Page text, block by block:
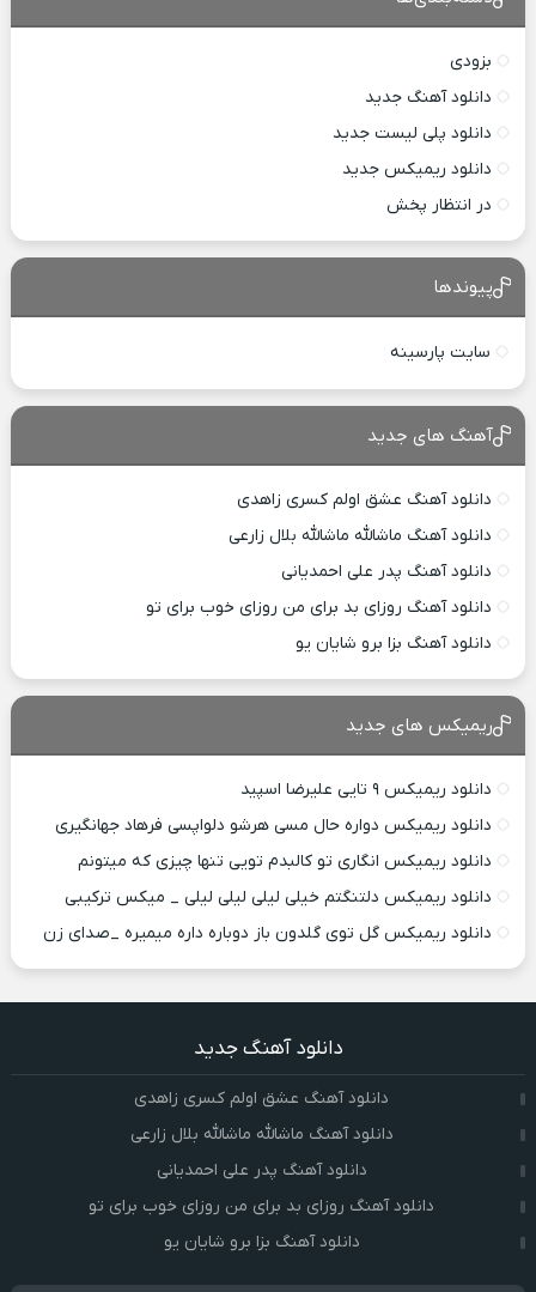
بزودی
دانلود آهنگ جدید
دانلود پلی لیست جدید
دانلود ریمیکس جدید
در انتظار پخش
پیوندها
سایت پارسینه
آهنگ های جدید
دانلود آهنگ عشق اولم کسری زاهدی
دانلود آهنگ ماشالله ماشالله بلال زارعی
دانلود آهنگ پدر علی احمدیانی
دانلود آهنگ روزای بد برای من روزای خوب برای تو
دانلود آهنگ بزا برو شایان یو
ریمیکس های جدید
دانلود ریمیکس ۹ تایی علیرضا اسپید
دانلود ریمیکس دواره حال مسی هرشو دلواپسی فرهاد جهانگیری
دانلود ریمیکس انگاری تو کالبدم تویی تنها چیزی که میتونم
دانلود ریمیکس دلتنگتم خیلی لیلی لیلی لیلی _ میکس ترکیبی
دانلود ریمیکس گل توی گلدون باز دوباره داره میمیره _صدای زن
دانلود آهنگ جدید
دانلود آهنگ عشق اولم کسری زاهدی
دانلود آهنگ ماشالله ماشالله بلال زارعی
دانلود آهنگ پدر علی احمدیانی
دانلود آهنگ روزای بد برای من روزای خوب برای تو
دانلود آهنگ بزا برو شایان یو